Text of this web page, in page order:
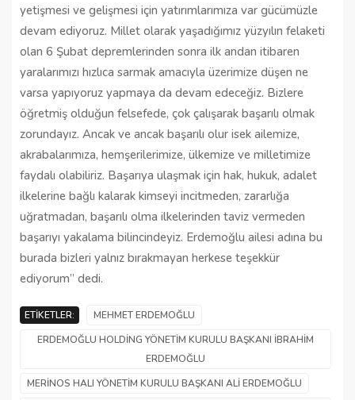
yetişmesi ve gelişmesi için yatırımlarımıza var gücümüzle
devam ediyoruz. Millet olarak yaşadığımız yüzyılın felaketi
olan 6 Şubat depremlerinden sonra ilk andan itibaren
yaralarımızı hızlıca sarmak amacıyla üzerimize düşen ne
varsa yapıyoruz yapmaya da devam edeceğiz. Bizlere
öğretmiş olduğun felsefede, çok çalışarak başarılı olmak
zorundayız. Ancak ve ancak başarılı olur isek ailemize,
akrabalarımıza, hemşerilerimize, ülkemize ve milletimize
faydalı olabiliriz. Başarıya ulaşmak için hak, hukuk, adalet
ilkelerine bağlı kalarak kimseyi incitmeden, zararlığa
uğratmadan, başarılı olma ilkelerinden taviz vermeden
başarıyı yakalama bilincindeyiz. Erdemoğlu ailesi adına bu
burada bizleri yalnız bırakmayan herkese teşekkür
ediyorum” dedi.
ETIKETLER:
MEHMET ERDEMOĞLU
ERDEMOĞLU HOLDING YÖNETIM KURULU BAŞKANI İBRAHIM
ERDEMOĞLU
MERINOS HALI YÖNETIM KURULU BAŞKANI ALI ERDEMOĞLU